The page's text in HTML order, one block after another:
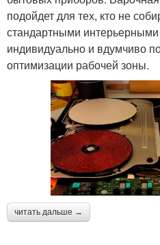
подойдет для тех, кто не
стандартными
индивидуально и вдумчиво
оптимизации рабочей зоны.
читать дальше →